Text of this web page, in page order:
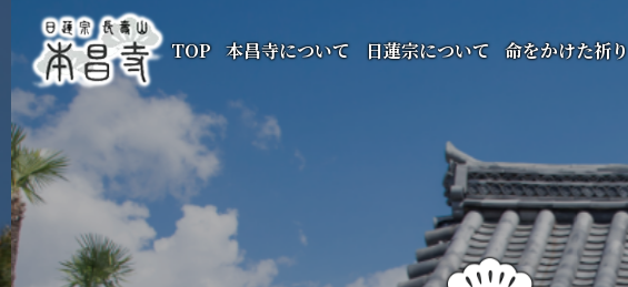
TOP 本昌寺について 日蓮宗について 命をかけた祈り